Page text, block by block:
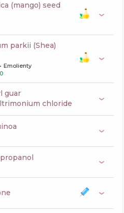
Emolienty
chloride